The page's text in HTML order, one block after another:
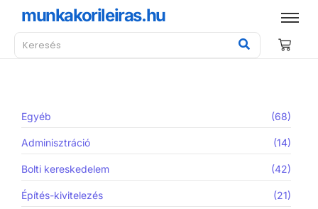
munkakorileiras.hu
Egyéb (68)
Adminisztráció (14)
Bolti kereskedelem (42)
Építés-kivitelezés (21)